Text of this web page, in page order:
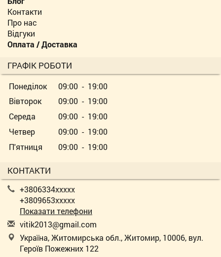
Контакти
Про нас
Відгуки
Оплата / Доставка
ГРАФІК РОБОТИ
Понеділок
09:00 - 19:00
Вівторок
09:00 - 19:00
Середа
09:00 - 19:00
Четвер
09:00 - 19:00
П'ятниця
09:00 - 19:00
КОНТАКТИ
+3806334xxxxx
+3809653xxxxx
Показати телефони
vitik2013@gmail.com
Україна, Житомирська обл., Житомир, 10006, вул.
Героїв Пожежних 122